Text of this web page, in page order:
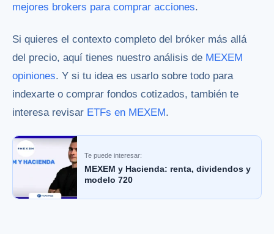
mejores brokers para comprar acciones.
Si quieres el contexto completo del bróker más allá
del precio, aquí tienes nuestro análisis de MEXEM
opiniones. Y si tu idea es usarlo sobre todo para
indexarte o comprar fondos cotizados, también te
interesa revisar ETFs en MEXEM.
Te puede interesar:
MEXEM y Hacienda: renta, dividendos y
modelo 720